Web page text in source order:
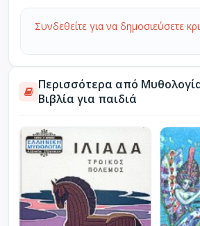
Συνδεθείτε για να δημοσιεύσετε
Περισσότερα από
Βιβλία για παιδιά